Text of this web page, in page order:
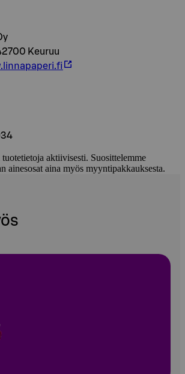
Keuruu
aktiivisesti. Suosittelemme
ainesosat aina myös myyntipakkauksesta.